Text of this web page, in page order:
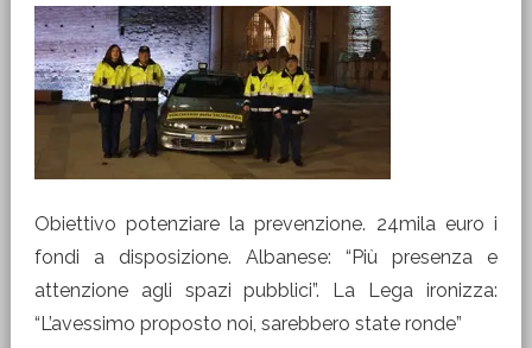
Obiettivo potenziare la prevenzione. 24mila euro i
fondi a disposizione. Albanese: “Più presenza e
attenzione agli spazi pubblici”. La Lega ironizza:
“L’avessimo proposto noi, sarebbero state ronde”